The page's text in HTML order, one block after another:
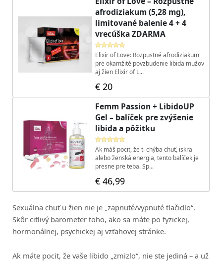
Sexuálna chuť u žien nie je „zapnuté/vypnuté tlačidlo“.
Skôr citlivý barometer toho, ako sa máte po fyzickej,
hormonálnej, psychickej aj vzťahovej stránke.
Ak máte pocit, že vaše libido „zmizlo“, nie ste jediná – a už